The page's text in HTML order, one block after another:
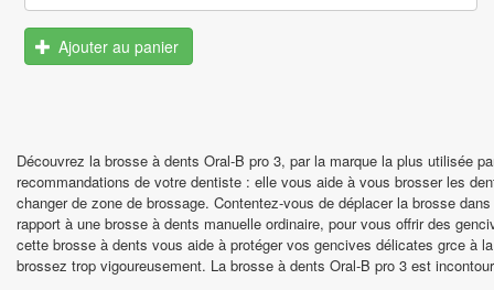
11 Lite NE I Mi 11 I Mi 11i
11T I 11T Pro
Redmi 9
Poco M4 | X4 Pro
OPPO
PARFUMS HOMME
Eau de parfum
Ajouter au panier
Découvrez la brosse à dents Oral-B pro 3, par la marque la plus utilisée
recommandations de votre dentiste : elle vous aide à vous brosser les
changer de zone de brossage. Contentez-vous de déplacer la brosse
rapport à une brosse à dents manuelle ordinaire, pour vous offrir des
cette brosse à dents vous aide à protéger vos gencives délicates grce à
brossez trop vigoureusement. La brosse à dents Oral-B pro 3 est